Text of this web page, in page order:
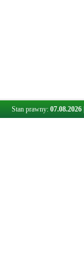
Stan prawny: 07.08.2026